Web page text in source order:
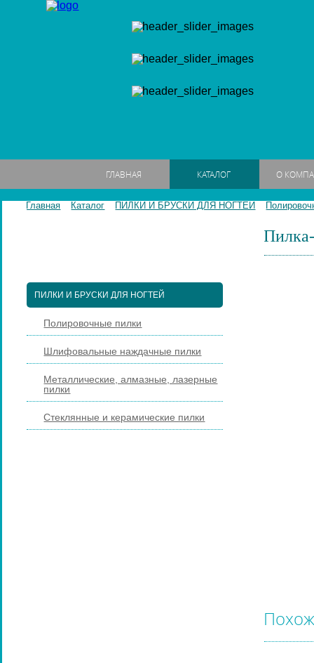
ГЛАВНАЯ КАТАЛОГ О
Главная Каталог ПИЛКИ И БРУСКИ ДЛЯ НОГТЕЙ
ПИЛКИ И БРУСКИ ДЛЯ НОГТЕЙ
Полировочные пилки
Шлифовальные наждачные пилки
Металлические, алмазные, лазерные
пилки
Стеклянные и керамические пилки